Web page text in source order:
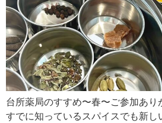
台所薬局のすすめ〜春〜ご参加あり
すでに知っているスパイスでも新し